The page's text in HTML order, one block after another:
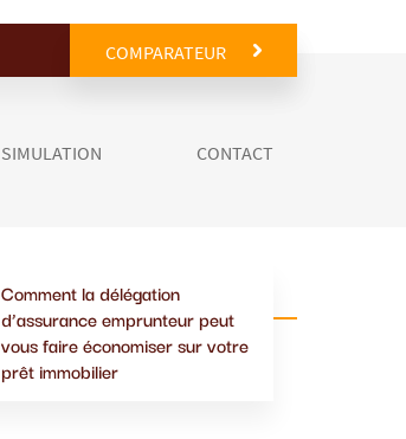
COMPARATEUR
SIMULATION CONTACT
Actualités similaires
Comment la délégation
d’assurance emprunteur peut
vous faire économiser sur votre
prêt immobilier